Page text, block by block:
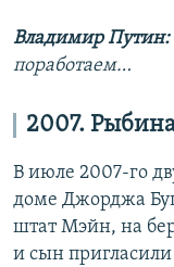
Владимир Путин:
поработаем…
2007.
В июле 2007-го
доме Джорджа
штат Мэйн, на
и сын